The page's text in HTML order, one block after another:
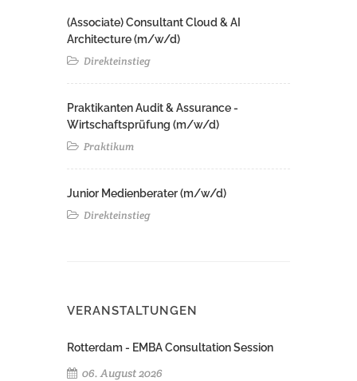
(Associate) Consultant Cloud & AI
Architecture (m/w/d)​ ​
Direkteinstieg
Praktikanten Audit & Assurance -
Wirtschaftsprüfung (m/w/d)
Praktikum
Junior Medienberater (m/w/d)
Direkteinstieg
VERANSTALTUNGEN
Rotterdam - EMBA Consultation Session
06. August 2026